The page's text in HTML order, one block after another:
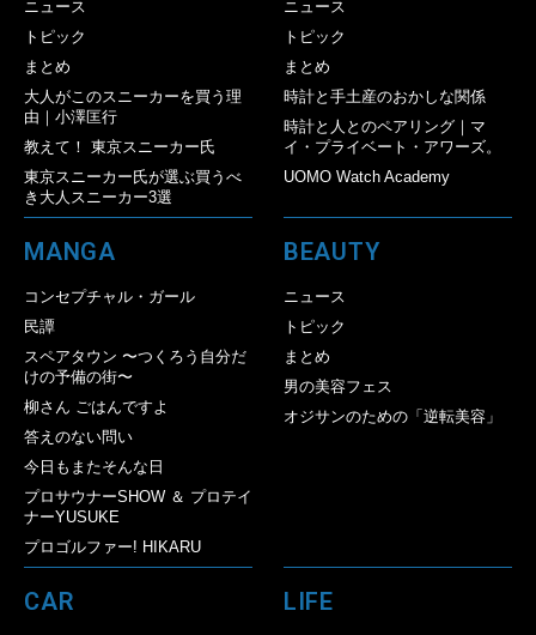
ニュース
トピック
まとめ
大人がこのスニーカーを買う理
由｜小澤匡行
教えて！ 東京スニーカー氏
東京スニーカー氏が選ぶ買うべ
き大人スニーカー3選
ニュース
トピック
まとめ
時計と手土産のおかしな関係
時計と人とのペアリング｜マ
イ・プライベート・アワーズ。
UOMO Watch Academy
MANGA
コンセプチャル・ガール
民譚
スペアタウン 〜つくろう自分だ
けの予備の街〜
柳さん ごはんですよ
答えのない問い
今日もまたそんな日
プロサウナーSHOW ＆ プロテイ
ナーYUSUKE
プロゴルファー! HIKARU
BEAUTY
ニュース
トピック
まとめ
男の美容フェス
オジサンのための「逆転美容」
CAR LIFE